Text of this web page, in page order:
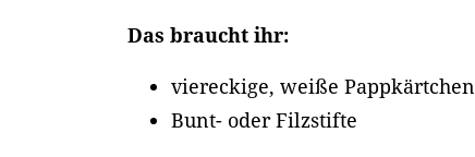
Das braucht ihr:
viereckige, weiße Pappkärtchen
Bunt- oder Filzstifte